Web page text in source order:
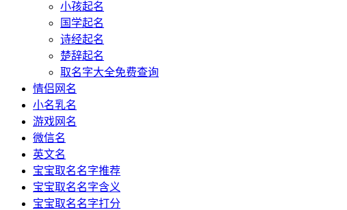
小孩起名
国学起名
诗经起名
楚辞起名
取名字大全免费查询
情侣网名
小名乳名
游戏网名
微信名
英文名
宝宝取名名字推荐
宝宝取名名字含义
宝宝取名名字打分